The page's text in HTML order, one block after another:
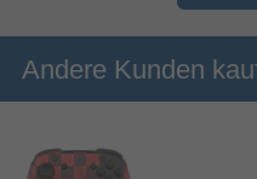
Andere Kunden